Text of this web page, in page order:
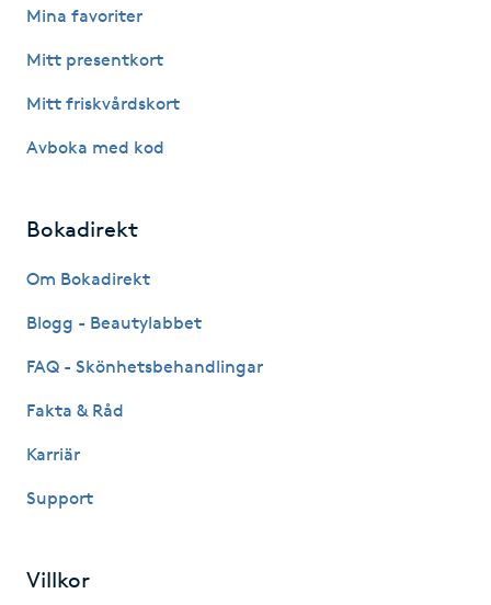
Hypnos
Hälsa
IPL
Mina favoriter
Mitt presentkort
Mitt friskvårdskort
Avboka med kod
Bokadirekt
Om Bokadirekt
Blogg - Beautylabbet
FAQ - Skönhetsbehandlingar
Fakta & Råd
Karriär
Support
Villkor